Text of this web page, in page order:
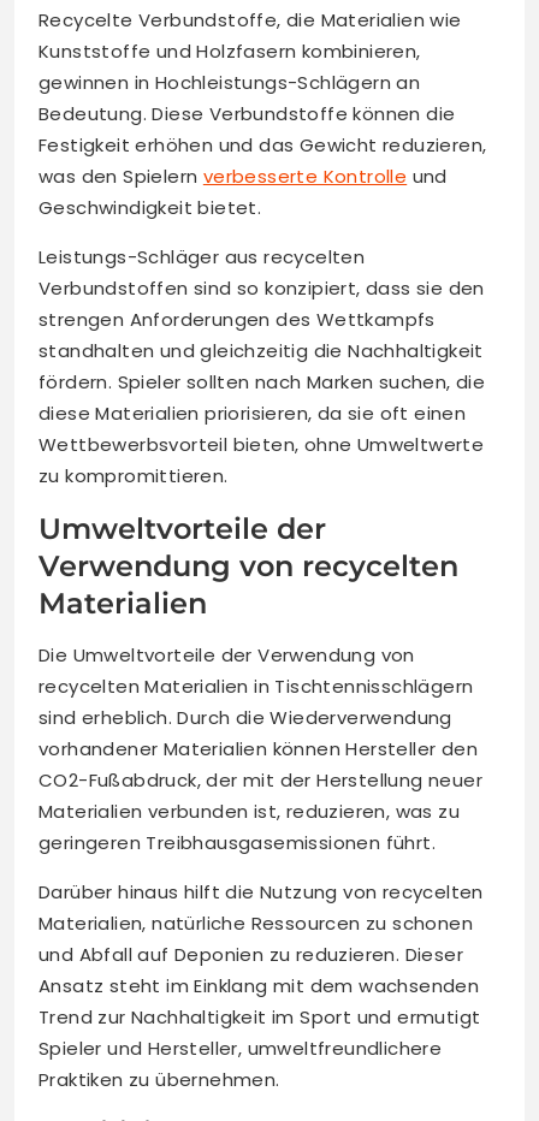
Recycelte Verbundstoffe, die Materialien wie
Kunststoffe und Holzfasern kombinieren,
gewinnen in Hochleistungs-Schlägern an
Bedeutung. Diese Verbundstoffe können die
Festigkeit erhöhen und das Gewicht reduzieren,
was den Spielern verbesserte Kontrolle und
Geschwindigkeit bietet.
Leistungs-Schläger aus recycelten
Verbundstoffen sind so konzipiert, dass sie den
strengen Anforderungen des Wettkampfs
standhalten und gleichzeitig die Nachhaltigkeit
fördern. Spieler sollten nach Marken suchen, die
diese Materialien priorisieren, da sie oft einen
Wettbewerbsvorteil bieten, ohne Umweltwerte
zu kompromittieren.
Umweltvorteile der
Verwendung von recycelten
Materialien
Die Umweltvorteile der Verwendung von
recycelten Materialien in Tischtennisschlägern
sind erheblich. Durch die Wiederverwendung
vorhandener Materialien können Hersteller den
CO2-Fußabdruck, der mit der Herstellung neuer
Materialien verbunden ist, reduzieren, was zu
geringeren Treibhausgasemissionen führt.
Darüber hinaus hilft die Nutzung von recycelten
Materialien, natürliche Ressourcen zu schonen
und Abfall auf Deponien zu reduzieren. Dieser
Ansatz steht im Einklang mit dem wachsenden
Trend zur Nachhaltigkeit im Sport und ermutigt
Spieler und Hersteller, umweltfreundlichere
Praktiken zu übernehmen.